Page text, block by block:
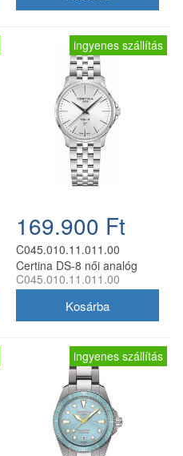
ingyenes szállítás
169.900 Ft
C045.010.11.011.00
Certina DS-8 női analóg
karóra
C045.010.11.011.00
ingyenes szállítás